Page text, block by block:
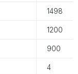
1498
1200
900
4